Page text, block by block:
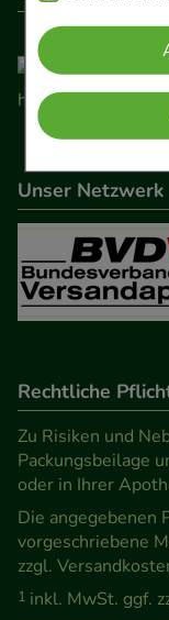
Website
Warenkorb,
verzichtet
Komfort:Diese
beispielsweise
Besuchers oder
anzupassen.
auch auf Ihre
betreiben.
Statistik &
Informationen
unserer
unsere Website
den Inhalt auf
Werbung auf
Unser Netzwerk
Rechtliche
Zu Risiken und
Packungsbeilage
oder in Ihrer
Die angegebenen
vorgeschriebene
zzgl.
1 inkl. MwSt. ggf.